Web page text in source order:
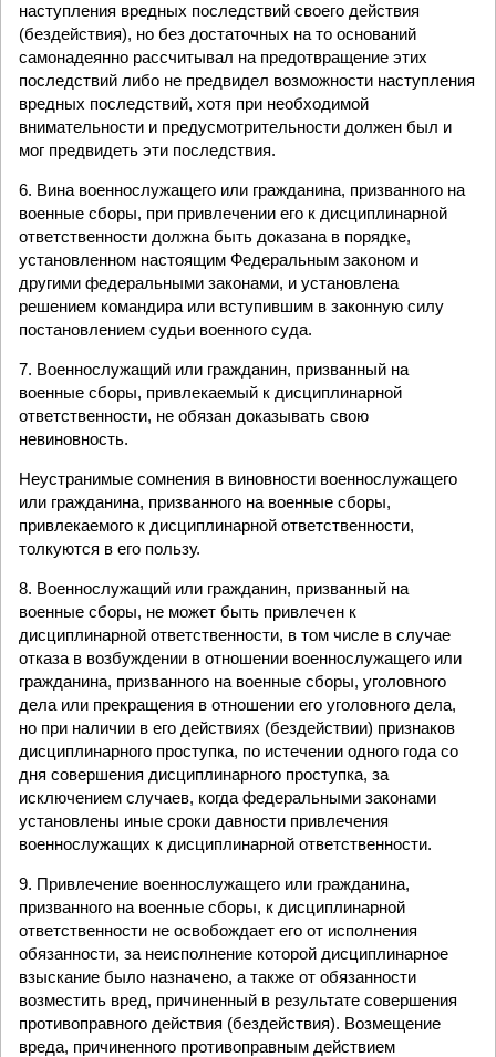
наступления вредных последствий своего действия
(бездействия), но без достаточных на то оснований
самонадеянно рассчитывал на предотвращение этих
последствий либо не предвидел возможности наступления
вредных последствий, хотя при необходимой
внимательности и предусмотрительности должен был и
мог предвидеть эти последствия.
6. Вина военнослужащего или гражданина, призванного на
военные сборы, при привлечении его к дисциплинарной
ответственности должна быть доказана в порядке,
установленном настоящим Федеральным законом и
другими федеральными законами, и установлена
решением командира или вступившим в законную силу
постановлением судьи военного суда.
7. Военнослужащий или гражданин, призванный на
военные сборы, привлекаемый к дисциплинарной
ответственности, не обязан доказывать свою
невиновность.
Неустранимые сомнения в виновности военнослужащего
или гражданина, призванного на военные сборы,
привлекаемого к дисциплинарной ответственности,
толкуются в его пользу.
8. Военнослужащий или гражданин, призванный на
военные сборы, не может быть привлечен к
дисциплинарной ответственности, в том числе в случае
отказа в возбуждении в отношении военнослужащего или
гражданина, призванного на военные сборы, уголовного
дела или прекращения в отношении его уголовного дела,
но при наличии в его действиях (бездействии) признаков
дисциплинарного проступка, по истечении одного года со
дня совершения дисциплинарного проступка, за
исключением случаев, когда федеральными законами
установлены иные сроки давности привлечения
военнослужащих к дисциплинарной ответственности.
9. Привлечение военнослужащего или гражданина,
призванного на военные сборы, к дисциплинарной
ответственности не освобождает его от исполнения
обязанности, за неисполнение которой дисциплинарное
взыскание было назначено, а также от обязанности
возместить вред, причиненный в результате совершения
противоправного действия (бездействия). Возмещение
вреда, причиненного противоправным действием